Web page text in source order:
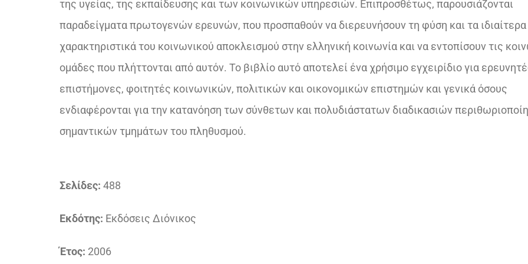
της υγείας, της εκπαίδευσης και των κοινωνικών υπηρεσιών. Επιπροσθέτως, παρουσιάζονται
παραδείγματα πρωτογενών ερευνών, που προσπαθούν να διερευνήσουν τη φύση και τα ιδιαίτερα
χαρακτηριστικά του κοινωνικού αποκλεισμού στην ελληνική κοινωνία και να εντοπίσουν τις
ομάδες που πλήττονται από αυτόν. Το βιβλίο αυτό αποτελεί ένα χρήσιμο εγχειρίδιο για
επιστήμονες, φοιτητές κοινωνικών, πολιτικών και οικονομικών επιστημών και γενικά όσους
ενδιαφέρονται για την κατανόηση των σύνθετων και πολυδιάστατων διαδικασιών
σημαντικών τμημάτων του πληθυσμού.
Σελίδες: 488
Εκδότης: Εκδόσεις Διόνικος
Έτος: 2006